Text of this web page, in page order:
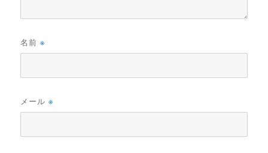
名前※
メール※